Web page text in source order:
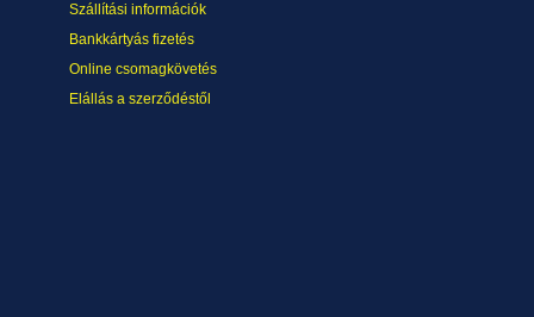
Szállítási információk
Bankkártyás fizetés
Online csomagkövetés
Elállás a szerződéstől